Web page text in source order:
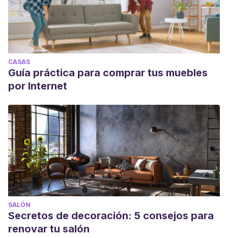
CASAS
Guía práctica para comprar tus muebles
por Internet
SALÓN
Secretos de decoración: 5 consejos para
renovar tu salón